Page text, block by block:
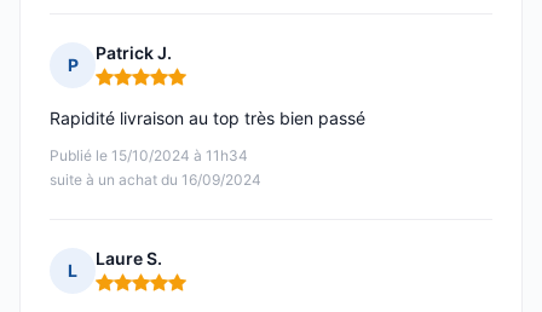
P
Patrick J.
Note : 5 sur 5
Publié le 15/10/2024 à 11h34
suite à un achat du 16/09/2024
Rapidité livraison au top très bien passé
L
Laure S.
Note : 5 sur 5